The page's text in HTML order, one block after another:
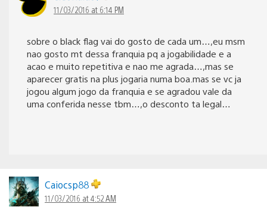
11/03/2016 at 6:14 PM
sobre o black flag vai do gosto de cada um…,eu msm
nao gosto mt dessa franquia pq a jogabilidade e a
acao e muito repetitiva e nao me agrada…,mas se
aparecer gratis na plus jogaria numa boa.mas se vc ja
jogou algum jogo da franquia e se agradou vale da
uma conferida nesse tbm…,o desconto ta legal…
Caiocsp88
11/03/2016 at 4:52 AM